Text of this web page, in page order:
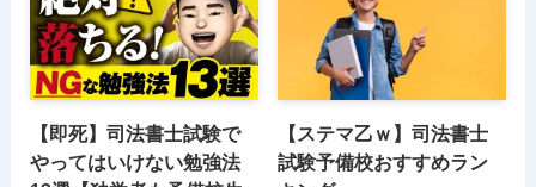
【即死】司法書士試験で
やってはいけない勉強法
【ステマ乙ｗ】司法書士
試験予備校おすすめラン